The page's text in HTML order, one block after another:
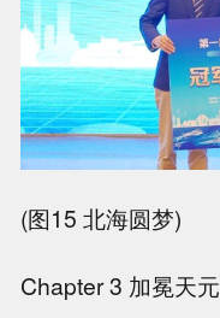
(图15 北海圆梦)
Chapter 3 加冕天元